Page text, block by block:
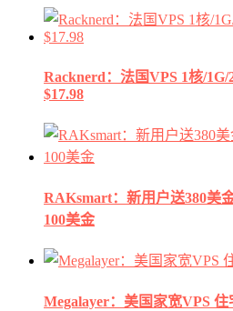
Racknerd：法国VPS 1核/1G/
$17.98
RAKsmart：新用户送380美
100美金
Megalayer：美国家宽VPS